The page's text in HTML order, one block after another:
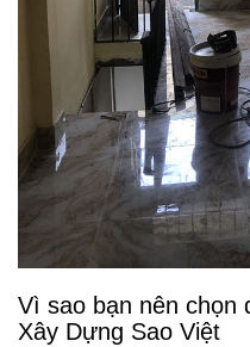
Vì sao bạn nên chọn
Xây Dựng Sao Việt